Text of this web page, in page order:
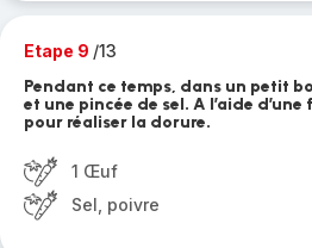
Etape 9 /13
Pendant ce temps, dans un petit
et une pincée de sel. A l’aide
pour réaliser la dorure.
1 Œuf
Sel, poivre